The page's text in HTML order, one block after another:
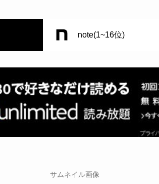
note(1~16位)
サムネイル画像